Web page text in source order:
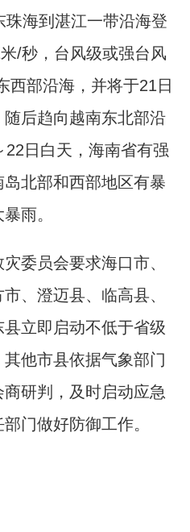
海到湛江一带沿海登
/秒，台风级或强台风
西部沿海，并将于21日
后趋向越南东北部沿
日白天，海南省有强
北部和西部地区有暴
雨。
员会要求海口市、
、澄迈县、临高县、
立即启动不低于省级
他市县依据气象部门
研判，及时启动应急
门做好防御工作。